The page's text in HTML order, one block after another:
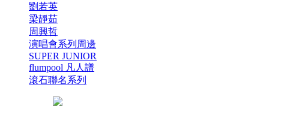
劉若英
梁靜茹
周興哲
演唱會系列周邊
SUPER JUNIOR
flumpool 凡人譜
滾石聯名系列